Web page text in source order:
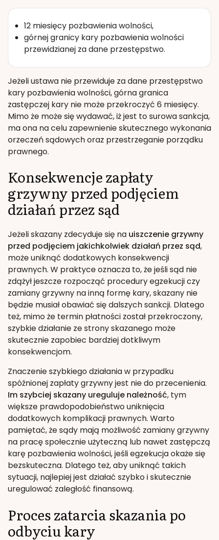
12 miesięcy pozbawienia wolności,
górnej granicy kary pozbawienia wolności
przewidzianej za dane przestępstwo.
Jeżeli ustawa nie przewiduje za dane przestępstwo
kary pozbawienia wolności, górna granica
zastępczej kary nie może przekroczyć 6 miesięcy.
Mimo że może się wydawać, iż jest to surowa sankcja,
ma ona na celu zapewnienie skutecznego wykonania
orzeczeń sądowych oraz przestrzeganie porządku
prawnego.
Konsekwencje zapłaty
grzywny przed podjęciem
działań przez sąd
Jeżeli skazany zdecyduje się na uiszczenie grzywny
przed podjęciem jakichkolwiek działań przez sąd,
może uniknąć dodatkowych konsekwencji
prawnych. W praktyce oznacza to, że jeśli sąd nie
zdążył jeszcze rozpocząć procedury egzekucji czy
zamiany grzywny na inną formę kary, skazany nie
będzie musiał obawiać się dalszych sankcji. Dlatego
też, mimo że termin płatności został przekroczony,
szybkie działanie ze strony skazanego może
skutecznie zapobiec bardziej dotkliwym
konsekwencjom.
Znaczenie szybkiego działania w przypadku
spóźnionej zapłaty grzywny jest nie do przecenienia.
Im szybciej skazany ureguluje należność, tym
większe prawdopodobieństwo uniknięcia
dodatkowych komplikacji prawnych. Warto
pamiętać, że sądy mają możliwość zamiany grzywny
na pracę społecznie użyteczną lub nawet zastępczą
karę pozbawienia wolności, jeśli egzekucja okaże się
bezskuteczna. Dlatego też, aby uniknąć takich
sytuacji, najlepiej jest działać szybko i skutecznie
uregulować zaległość finansową.
Proces zatarcia skazania po
odbyciu kary